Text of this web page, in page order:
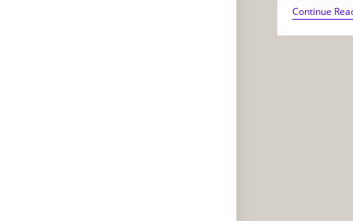
Continue